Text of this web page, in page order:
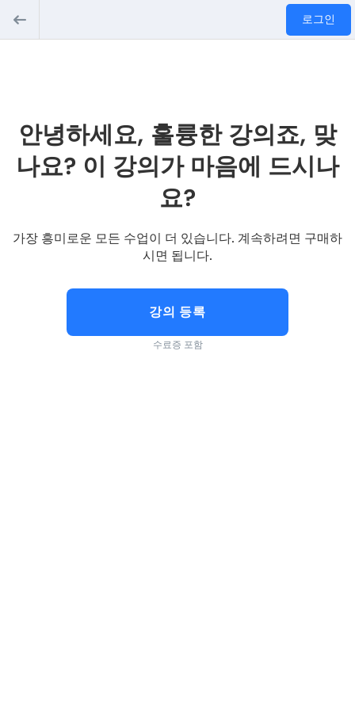
로그인
안녕하세요, 훌륭한 강의죠, 맞
나요? 이 강의가 마음에 드시나
요?
가장 흥미로운 모든 수업이 더 있습니다. 계속하려면 구매하
시면 됩니다.
강의 등록
수료증 포함